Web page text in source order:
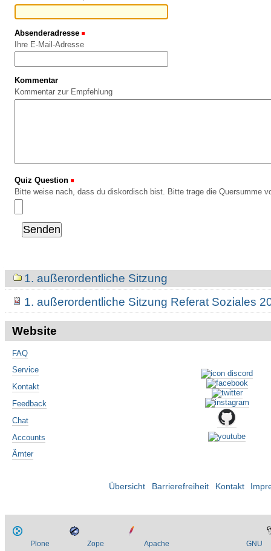
Absenderadresse
Ihre E-Mail-Adresse
Kommentar
Kommentar zur Empfehlung
Quiz Question
Bitte weise nach, dass du diskordisch bist. Bitte trage die Quersumme
Navigation1. außerordentliche Sitzung
1. außerordentliche Sitzung Referat Soziales
Website
FAQ
Service
Kontakt
Feedback
Chat
Accounts
Ämter
Übersicht Barrierefreiheit Kontakt
Plone Zope Apache GNU